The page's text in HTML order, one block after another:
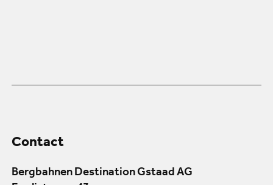
Contact
Bergbahnen Destination Gstaad AG